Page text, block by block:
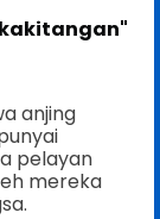
anjing
pelayan
mereka